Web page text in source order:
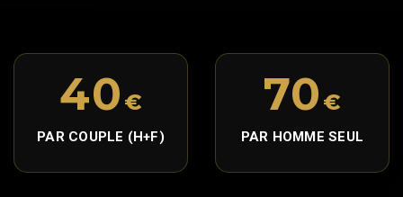
40 €
PAR COUPLE (H+F)
70 €
PAR HOMME SEUL